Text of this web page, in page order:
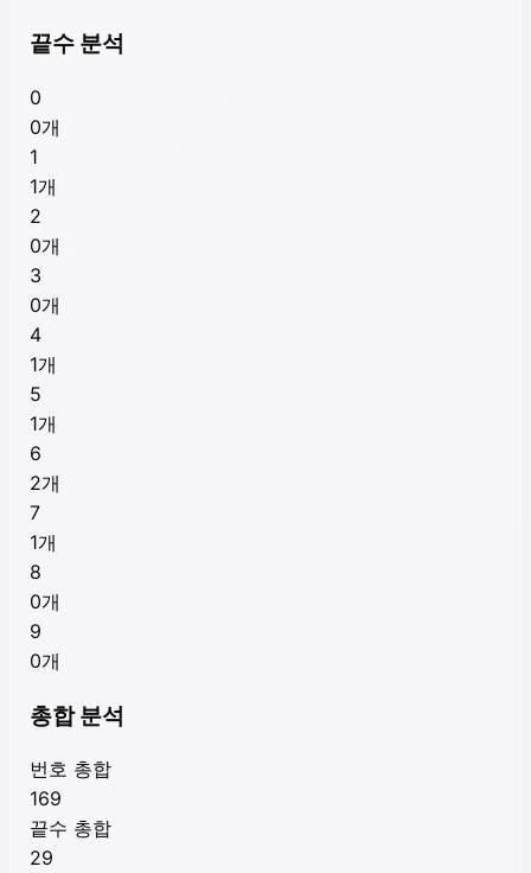
끝수 분석
0
0개
1
1개
2
0개
3
0개
4
1개
5
1개
6
2개
7
1개
8
0개
9
0개
총합 분석
번호 총합
169
끝수 총합
29